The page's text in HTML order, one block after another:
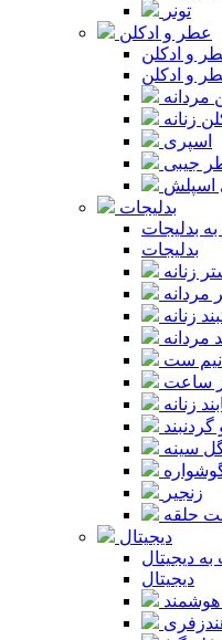
تونر
عطر و ادکلن
و ادکلن
و ادکلن
مردانه
زنانه
اسپری
جیبی
اسپلش
بدلیجات
بدلیجات
بدلیجات
زنانه
مردانه
زنانه
مردانه
ست
ساعت
زنانه
گردنبند
سینه
زنجیر
حلقه
دیجیتال
دیجیتال
دیجیتال